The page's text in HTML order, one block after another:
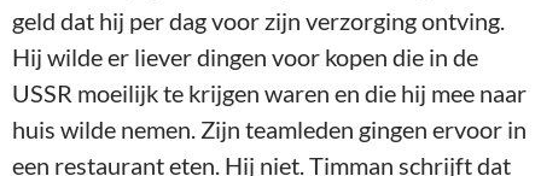
geld dat hij per dag voor zijn verzorging ontving.
Hij wilde er liever dingen voor kopen die in de
USSR moeilijk te krijgen waren en die hij mee naar
huis wilde nemen. Zijn teamleden gingen ervoor in
een restaurant eten. Hij niet. Timman schrijft dat